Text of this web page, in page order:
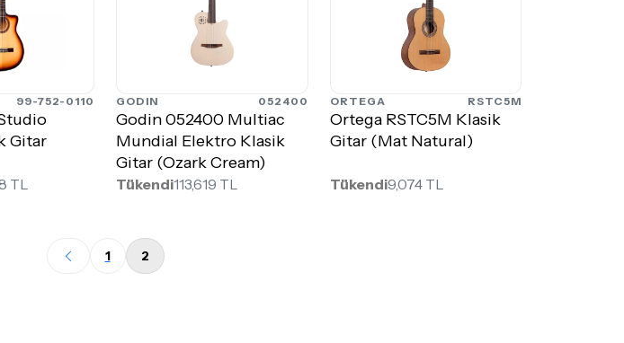
99-752-0110
Gitar
TL
GODIN 052400
Godin 052400 Multiac
Mundial Elektro Klasik
Gitar (Ozark Cream)
Tükendi113,619 TL
ORTEGA RSTC5M
Ortega RSTC5M Klasik
Gitar (Mat Natural)
Tükendi9,074 TL
1 2